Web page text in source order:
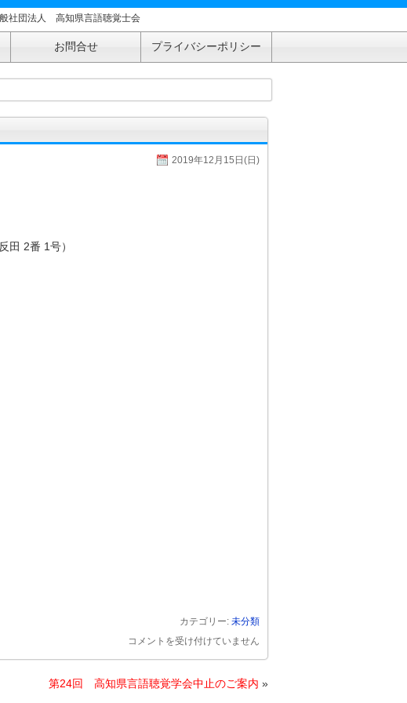
社団法人 高知県言語聴覚士会
お問合せ プライバシーポリシー
2019年12月15日(日)
田 2番 1号）
カテゴリー: 未分類
第
16
回
コメントを受け付けていません
第24回 高知県言語聴覚学会中止のご案内 »